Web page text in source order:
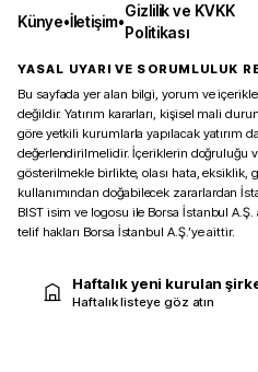
Künye•İletişim•
Gizlilik ve KVKK
Politikası
YASAL UYARI VE SORUMLULUK
Bu sayfada yer alan bilgi, yorum ve
değildir. Yatırım kararları, kişisel mali
göre yetkili kurumlarla yapılacak yatırım
değerlendirilmelidir. İçeriklerin doğruluğu
gösterilmekle birlikte, olası hata, eksiklik,
kullanımından doğabilecek zararlardan
BIST isim ve logosu ile Borsa İstanbul
telif hakları Borsa İstanbul A.Ş.’ye aittir.
Haftalık yeni kurulan
Haftalık listeye göz atın